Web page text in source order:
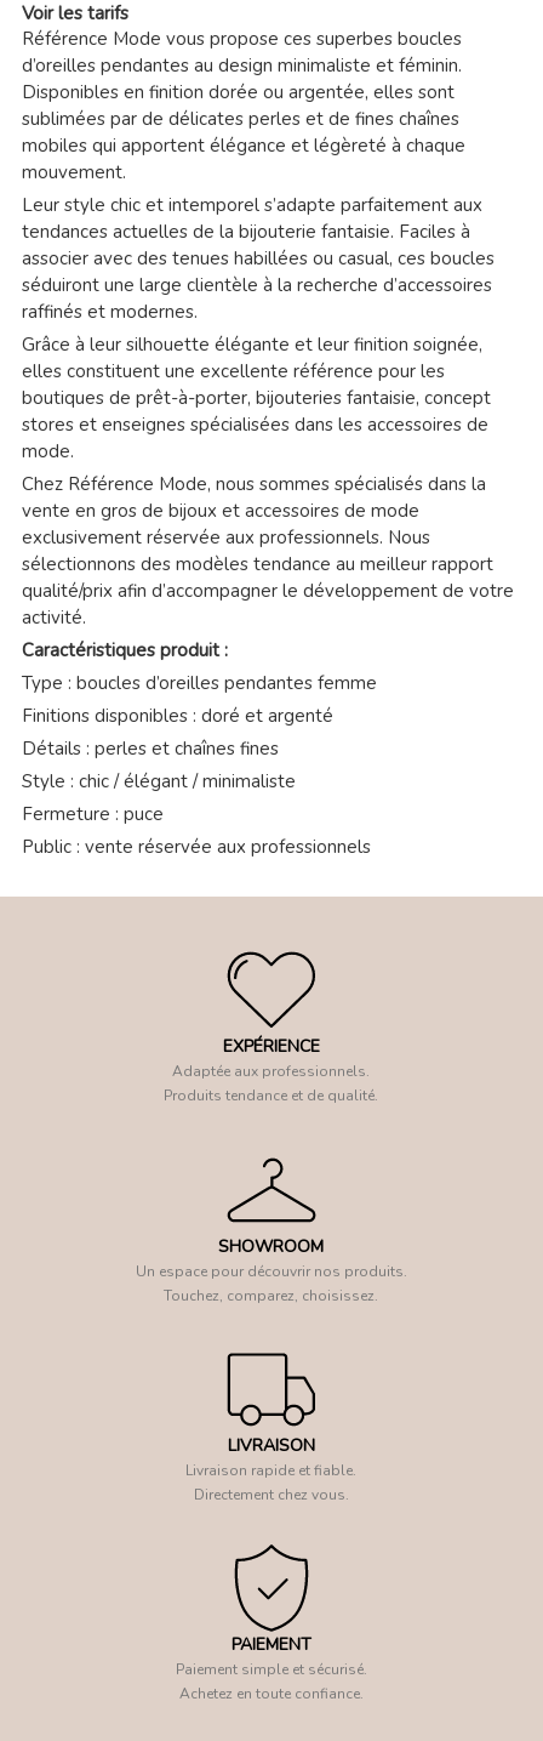
Voir les tarifs
Référence Mode vous propose ces superbes boucles
d’oreilles pendantes au design minimaliste et féminin.
Disponibles en finition dorée ou argentée, elles sont
sublimées par de délicates perles et de fines chaînes
mobiles qui apportent élégance et légèreté à chaque
mouvement.
Leur style chic et intemporel s’adapte parfaitement aux
tendances actuelles de la bijouterie fantaisie. Faciles à
associer avec des tenues habillées ou casual, ces boucles
séduiront une large clientèle à la recherche d’accessoires
raffinés et modernes.
Grâce à leur silhouette élégante et leur finition soignée,
elles constituent une excellente référence pour les
boutiques de prêt-à-porter, bijouteries fantaisie, concept
stores et enseignes spécialisées dans les accessoires de
mode.
Chez Référence Mode, nous sommes spécialisés dans la
vente en gros de bijoux et accessoires de mode
exclusivement réservée aux professionnels. Nous
sélectionnons des modèles tendance au meilleur rapport
qualité/prix afin d’accompagner le développement de votre
activité.
Caractéristiques produit :
Type : boucles d’oreilles pendantes femme
Finitions disponibles : doré et argenté
Détails : perles et chaînes fines
Style : chic / élégant / minimaliste
Fermeture : puce
Public : vente réservée aux professionnels
EXPÉRIENCE
Adaptée aux professionnels.
Produits tendance et de qualité.
SHOWROOM
Un espace pour découvrir nos produits.
Touchez, comparez, choisissez.
LIVRAISON
Livraison rapide et fiable.
Directement chez vous.
PAIEMENT
Paiement simple et sécurisé.
Achetez en toute confiance.